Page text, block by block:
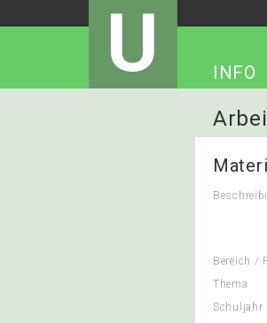
U INFO
Bereich /
Thema
Schuljahr